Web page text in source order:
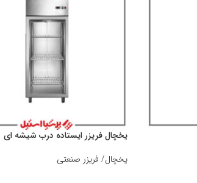
یخچال فریزر ایستاده درب شیشه ای
یخچال/ فریزر صنعتی